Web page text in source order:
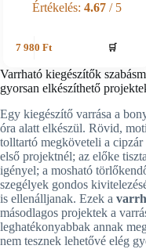
Értékelés:4.67 / 5
7 980Ft 🛒
Varrható kiegészítők
gyorsan elkészíthető
Egy kiegészítő varrása a
óra alatt elkészül. Rövid,
tolltartó megköveteli a cipzár
első projektnél; az előke
igényel; a mosható
szegélyek gondos
is ellenálljanak. Ezek a
másodlagos projektek a
leghatékonyabbak annak
nem tesznek lehetővé elég